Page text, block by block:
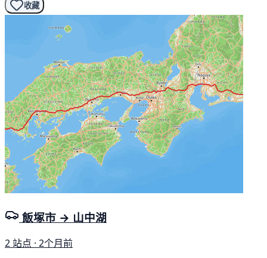
收藏
飯塚市 → 山中湖
2 站点 · 2个月前